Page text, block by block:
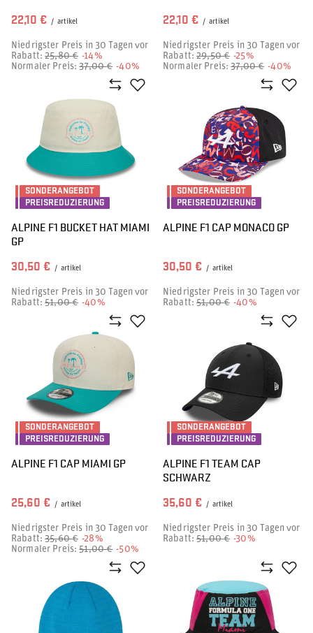
22,10 € / artikel
Niedrigster Preis in 30 Tagen vor
Rabatt:25,80 € -14%
Normaler Preis:37,00 € -40%
22,10 € / artikel
Niedrigster Preis in 30 Tagen vor
Rabatt:29,50 € -25%
Normaler Preis:37,00 € -40%
SONDERANGEBOT
PREISREDUZIERUNG
ALPINE F1 BUCKET HAT MIAMI
GP
30,50 € / artikel
Niedrigster Preis in 30 Tagen vor
Rabatt:51,00 € -40%
SONDERANGEBOT
PREISREDUZIERUNG
ALPINE F1 CAP MONACO GP
30,50 € / artikel
Niedrigster Preis in 30 Tagen vor
Rabatt:51,00 € -40%
SONDERANGEBOT
PREISREDUZIERUNG
ALPINE F1 CAP MIAMI GP
25,60 € / artikel
Niedrigster Preis in 30 Tagen vor
Rabatt:35,60 € -28%
Normaler Preis:51,00 € -50%
SONDERANGEBOT
PREISREDUZIERUNG
ALPINE F1 TEAM CAP
SCHWARZ
35,60 € / artikel
Niedrigster Preis in 30 Tagen vor
Rabatt:51,00 € -30%